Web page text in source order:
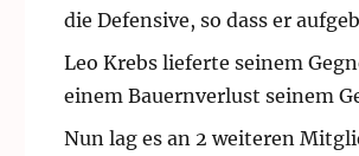
die Defensive, so dass er
Leo Krebs lieferte seinem
einem Bauernverlust seinem
Nun lag es an 2 weiteren